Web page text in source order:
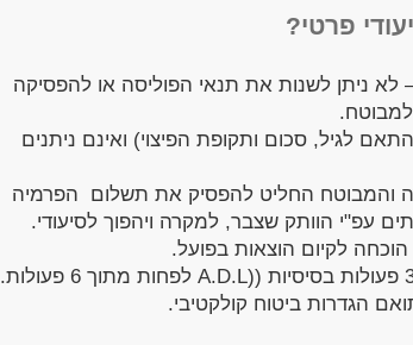
פרטי?
לא ניתן לשנות את תנאי הפוליסה או להפסיקה
לגיל, סכום ותקופת הפיצוי) ואינם ניתנים
והמבוטח החליט להפסיק את תשלום הפרמיה
עפ"י הוותק שצבר, למקרה ויהפוך לסיעודי.
לקיום הוצאות בפועל.
מקרה סיעודי ייחשב כאי מסוגלות לביצוע 3 פעולות בסיסיות ((A.D.L לפחות מתוך 6 פעולות.